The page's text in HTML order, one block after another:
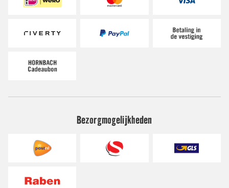
Bezorgmogelijkheden